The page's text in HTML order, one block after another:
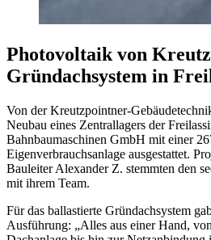
Photovoltaik von
Gründachsystem in
Von der Kreutzpointner-
Neubau eines Zentrallagers der
Bahnbaumaschinen GmbH mit einer
Eigenverbrauchsanlage ausgestattet.
Bauleiter Alexander Z. stemmten den
mit ihrem Team.
Für das ballastierte Gründachsystem
Ausführung: „Alles aus einer Hand,